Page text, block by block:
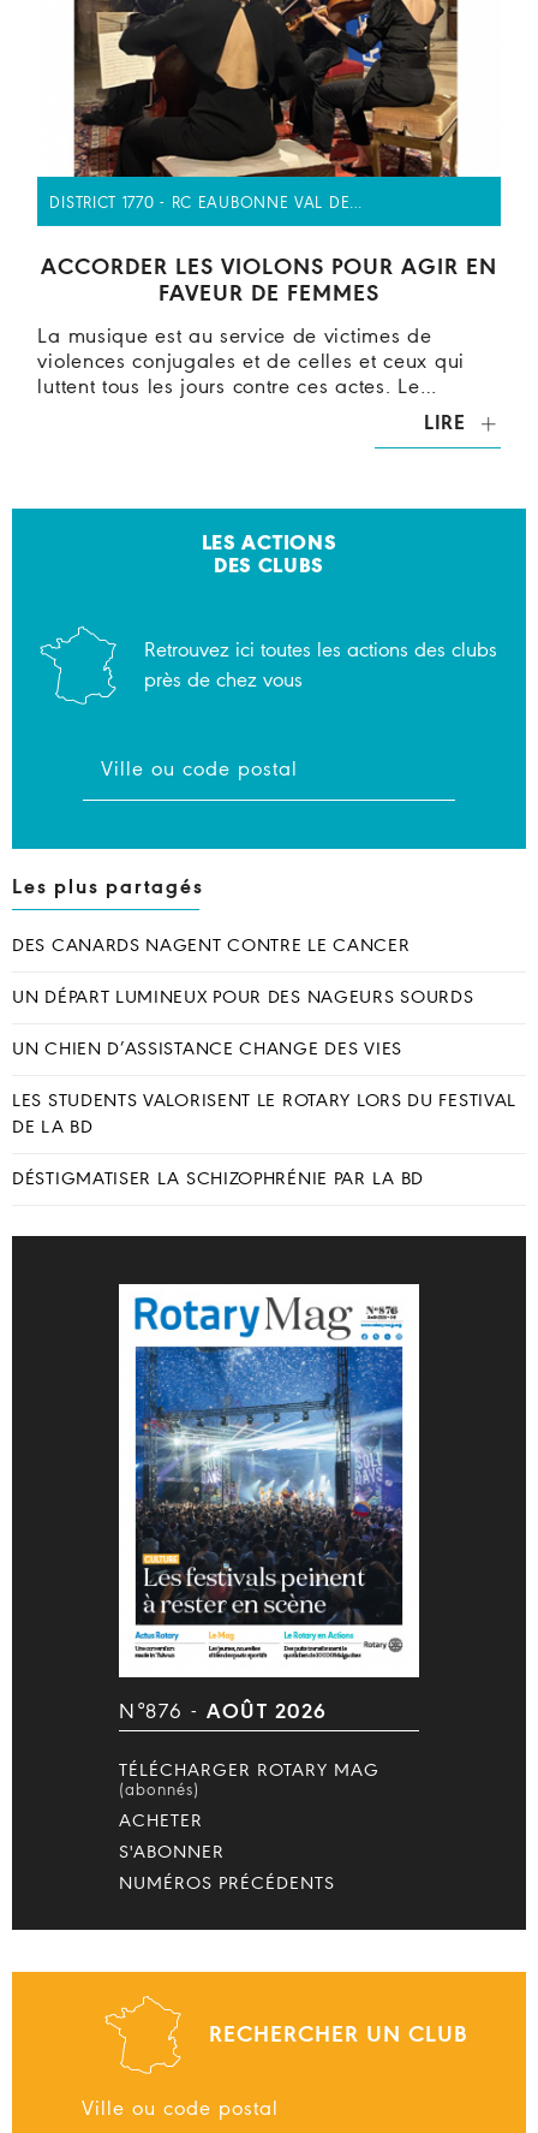
DISTRICT 1770 - RC EAUBONNE VAL DE…
ACCORDER LES VIOLONS POUR AGIR EN
FAVEUR DE FEMMES
La musique est au service de victimes de
violences conjugales et de celles et ceux qui
luttent tous les jours contre ces actes. Le…
LIRE
LES ACTIONS
DES CLUBS
Retrouvez ici toutes les actions des clubs
près de chez vous
Les plus partagés
DES CANARDS NAGENT CONTRE LE CANCER
UN DÉPART LUMINEUX POUR DES NAGEURS SOURDS
UN CHIEN D’ASSISTANCE CHANGE DES VIES
LES STUDENTS VALORISENT LE ROTARY LORS DU FESTIVAL
DE LA BD
DÉSTIGMATISER LA SCHIZOPHRÉNIE PAR LA BD
N°876 - AOÛT 2026
TÉLÉCHARGER ROTARY MAG
(abonnés)
ACHETER
S'ABONNER
NUMÉROS PRÉCÉDENTS
RECHERCHER UN CLUB